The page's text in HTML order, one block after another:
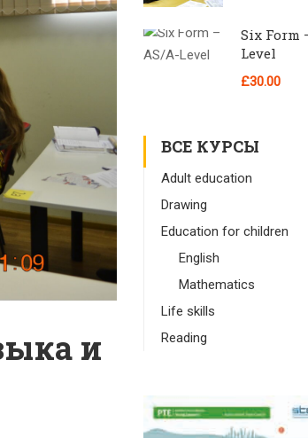
и
Six Form
Level
£30.00
ВСЕ КУРСЫ
Adult education
Drawing
Education for children
English
Mathematics
Life skills
Reading